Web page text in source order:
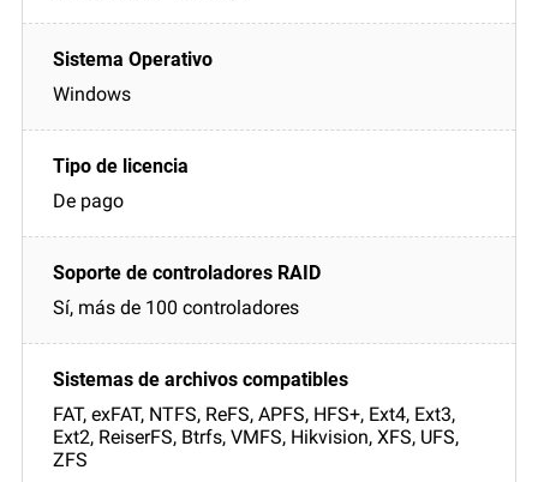
Windows
De pago
Sí, más de 100 controladores
FAT, exFAT, NTFS, ReFS, APFS, HFS+, Ext4, Ext3,
Ext2, ReiserFS, Btrfs, VMFS, Hikvision, XFS, UFS,
ZFS